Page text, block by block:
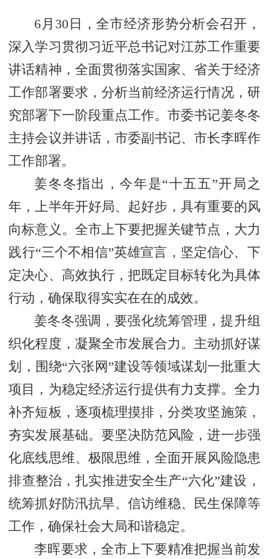
6月30日，全市经济形势分析会召开，
深入学习贯彻习近平总书记对江苏工作重要
讲话精神，全面贯彻落实国家、省关于经济
工作部署要求，分析当前经济运行情况，研
究部署下一阶段重点工作。市委书记姜冬冬
主持会议并讲话，市委副书记、市长李晖作
工作部署。
姜冬冬指出，今年是“十五五”开局之
年，上半年开好局、起好步，具有重要的风
向标意义。全市上下要把握关键节点，大力
践行“三个不相信”英雄宣言，坚定信心、下
定决心、高效执行，把既定目标转化为具体
行动，确保取得实实在在的成效。
姜冬冬强调，要强化统筹管理，提升组
织化程度，凝聚全市发展合力。主动抓好谋
划，围绕“六张网”建设等领域谋划一批重大
项目，为稳定经济运行提供有力支撑。全力
补齐短板，逐项梳理摸排，分类攻坚施策，
夯实发展基础。要坚决防范风险，进一步强
化底线思维、极限思维，全面开展风险隐患
排查整治，扎实推进安全生产“六化”建设，
统筹抓好防汛抗旱、信访维稳、民生保障等
工作，确保社会大局和谐稳定。
李晖要求，全市上下要精准把握当前发